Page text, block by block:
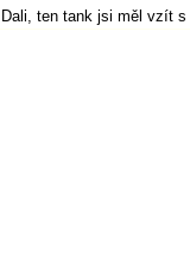
Dali, ten tank jsi měl vzít s